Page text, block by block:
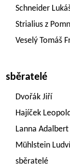
Schneider
Strialius z
Veselý Tomáš
sběratelé
Dvořák Jiří
Hajíček
Lanna
Mühlstein
sběratelé